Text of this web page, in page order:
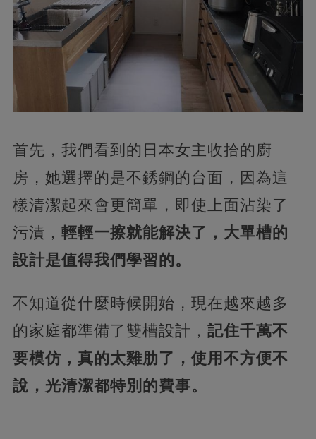
首先，我們看到的日本女主收拾的廚
房，她選擇的是不銹鋼的台面，因為這
樣清潔起來會更簡單，即使上面沾染了
污漬， 輕輕一擦就能解決了，大單槽的
設計是值得我們學習的。
不知道從什麼時候開始，現在越來越多
的家庭都準備了雙槽設計， 記住千萬不
要模仿，真的太雞肋了，使用不方便不
說，光清潔都特別的費事。